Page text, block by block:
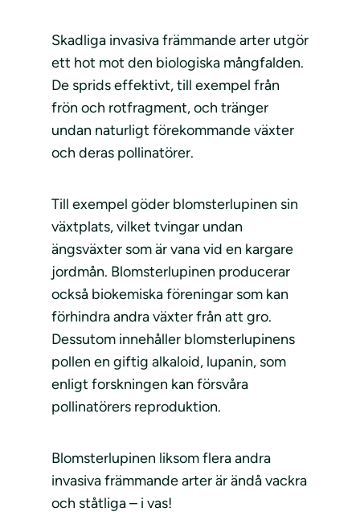
Skadliga invasiva främmande arter utgör
ett hot mot den biologiska mångfalden.
De sprids effektivt, till exempel från
frön och rotfragment, och tränger
undan naturligt förekommande växter
och deras pollinatörer.
Till exempel göder blomsterlupinen sin
växtplats, vilket tvingar undan
ängsväxter som är vana vid en kargare
jordmån. Blomsterlupinen producerar
också biokemiska föreningar som kan
förhindra andra växter från att gro.
Dessutom innehåller blomsterlupinens
pollen en giftig alkaloid, lupanin, som
enligt forskningen kan försvåra
pollinatörers reproduktion.
Blomsterlupinen liksom flera andra
invasiva främmande arter är ändå vackra
och ståtliga – i vas!